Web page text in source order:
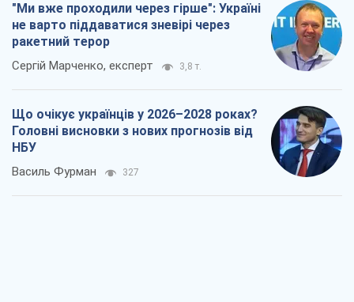
"Ми вже проходили через гірше": Україні
не варто піддаватися зневірі через
ракетний терор
Сергій Марченко, експерт 3,8 т.
Що очікує українців у 2026–2028 роках?
Головні висновки з нових прогнозів від
НБУ
Василь Фурман 327